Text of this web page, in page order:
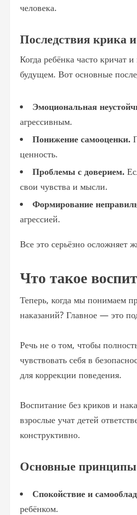
человека.
Последствия крика
Когда ребёнка часто кричат
будущем. Вот основные
Эмоциональная
агрессивным.
Понижение самооценки.
ценность.
Проблемы с доверием.
свои чувства и мысли.
Формирование
агрессией.
Все это серьёзно осложняет
Что такое
Теперь, когда мы понимаем
наказаний? Главное — это
Речь не о том, чтобы
чувствовать себя в
для коррекции поведения.
Воспитание без криков и
взрослые учат детей
конструктивно.
Основные принципы
Спокойствие и
ребёнком.